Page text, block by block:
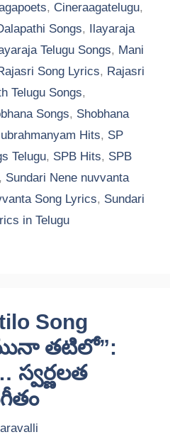
, Cineraagatelugu,
Songs,
Ilayaraja
Telugu Songs, Mani
Song Lyrics, Rajasri
Telugu Songs,
Songs, Shobhana
Hits, SP
Telugu, SPB Hits, SPB
, Sundari Nene nuvvanta
Song Lyrics, Sundari
in Telugu
Song
తటిలో”: